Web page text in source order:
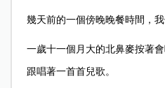
幾天前的一個傍晚晚餐時間，
一歲十一個月大的北鼻麥按著
跟唱著一首首兒歌。